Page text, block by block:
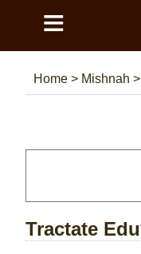
≡
Home > Mishnah >
Tractate